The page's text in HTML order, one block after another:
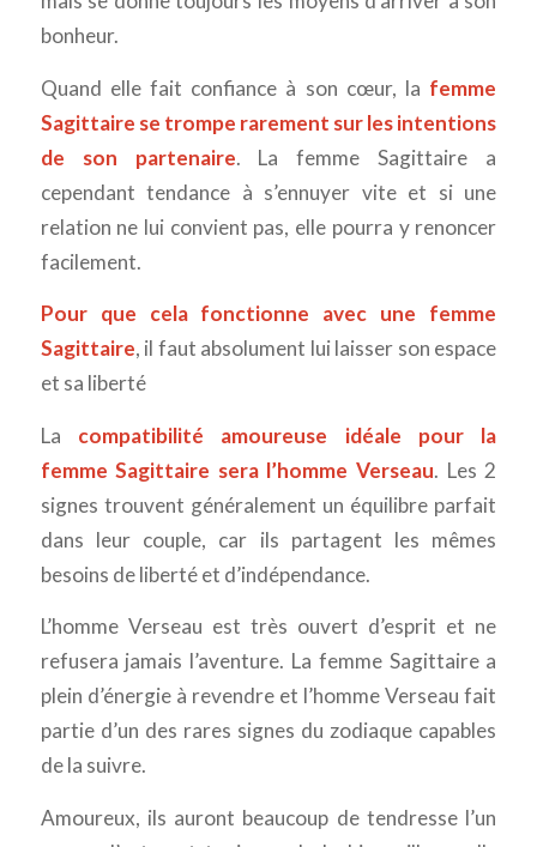
bonheur.
Quand elle fait confiance à son cœur, la femme
Sagittaire se trompe rarement sur les intentions
de son partenaire. La femme Sagittaire a
cependant tendance à s’ennuyer vite et si une
relation ne lui convient pas, elle pourra y renoncer
facilement.
Pour que cela fonctionne avec une femme
Sagittaire, il faut absolument lui laisser son espace
et sa liberté
La compatibilité amoureuse idéale pour la
femme Sagittaire sera l’homme Verseau. Les 2
signes trouvent généralement un équilibre parfait
dans leur couple, car ils partagent les mêmes
besoins de liberté et d’indépendance.
L’homme Verseau est très ouvert d’esprit et ne
refusera jamais l’aventure. La femme Sagittaire a
plein d’énergie à revendre et l’homme Verseau fait
partie d’un des rares signes du zodiaque capables
de la suivre.
Amoureux, ils auront beaucoup de tendresse l’un